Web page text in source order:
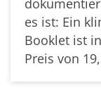
es ist: Ein
Booklet ist
Preis von